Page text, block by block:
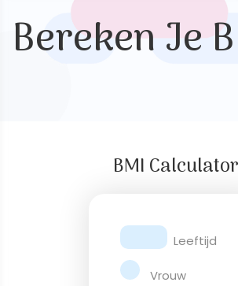
Bereken Je
BMI Calculator
Leeftijd
Vrouw